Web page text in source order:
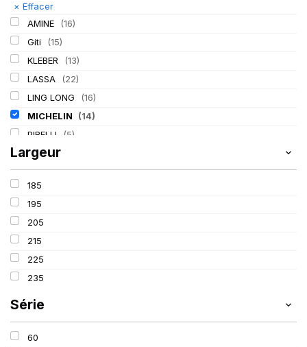
× Effacer
AMINE
(16)
Giti
(15)
KLEBER
(13)
LASSA
(22)
LING LONG
(16)
MICHELIN
(14)
PIRELLI
(5)
TIGAR (2)
Largeur
185
195
205
215
225
235
Série
60